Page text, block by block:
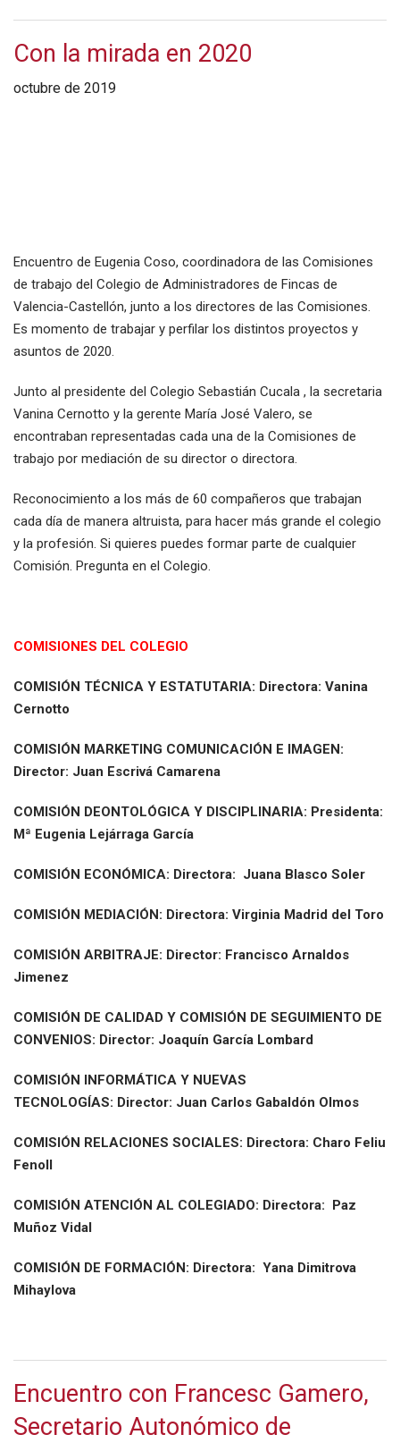
Con la mirada en 2020
octubre de 2019
Encuentro de Eugenia Coso, coordinadora de las Comisiones
de trabajo del Colegio de Administradores de Fincas de
Valencia-Castellón, junto a los directores de las Comisiones.
Es momento de trabajar y perfilar los distintos proyectos y
asuntos de 2020.
Junto al presidente del Colegio Sebastián Cucala , la secretaria
Vanina Cernotto y la gerente María José Valero, se
encontraban representadas cada una de la Comisiones de
trabajo por mediación de su director o directora.
Reconocimiento a los más de 60 compañeros que trabajan
cada día de manera altruista, para hacer más grande el colegio
y la profesión. Si quieres puedes formar parte de cualquier
Comisión. Pregunta en el Colegio.
COMISIONES DEL COLEGIO
COMISIÓN TÉCNICA Y ESTATUTARIA: Directora: Vanina
Cernotto
COMISIÓN MARKETING COMUNICACIÓN E IMAGEN:
Director: Juan Escrivá Camarena
COMISIÓN DEONTOLÓGICA Y DISCIPLINARIA: Presidenta:
Mª Eugenia Lejárraga García
COMISIÓN ECONÓMICA: Directora: Juana Blasco Soler
COMISIÓN MEDIACIÓN: Directora: Virginia Madrid del Toro
COMISIÓN ARBITRAJE: Director: Francisco Arnaldos
Jimenez
COMISIÓN DE CALIDAD Y COMISIÓN DE SEGUIMIENTO DE
CONVENIOS: Director: Joaquín García Lombard
COMISIÓN INFORMÁTICA Y NUEVAS
TECNOLOGÍAS: Director: Juan Carlos Gabaldón Olmos
COMISIÓN RELACIONES SOCIALES: Directora: Charo Feliu
Fenoll
COMISIÓN ATENCIÓN AL COLEGIADO: Directora: Paz
Muñoz Vidal
COMISIÓN DE FORMACIÓN: Directora: Yana Dimitrova
Mihaylova
Encuentro con Francesc Gamero,
Secretario Autonómico de